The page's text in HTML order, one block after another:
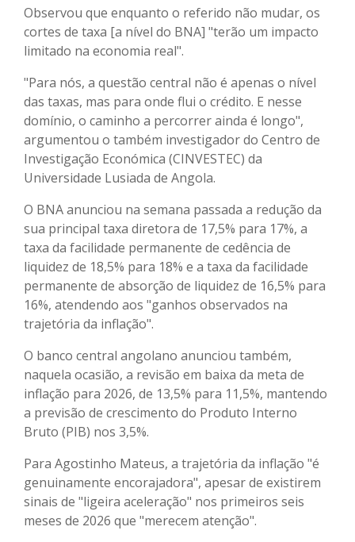
Observou que enquanto o referido não mudar, os
cortes de taxa [a nível do BNA] "terão um impacto
limitado na economia real".
"Para nós, a questão central não é apenas o nível
das taxas, mas para onde flui o crédito. E nesse
domínio, o caminho a percorrer ainda é longo",
argumentou o também investigador do Centro de
Investigação Económica (CINVESTEC) da
Universidade Lusiada de Angola.
O BNA anunciou na semana passada a redução da
sua principal taxa diretora de 17,5% para 17%, a
taxa da facilidade permanente de cedência de
liquidez de 18,5% para 18% e a taxa da facilidade
permanente de absorção de liquidez de 16,5% para
16%, atendendo aos "ganhos observados na
trajetória da inflação".
O banco central angolano anunciou também,
naquela ocasião, a revisão em baixa da meta de
inflação para 2026, de 13,5% para 11,5%, mantendo
a previsão de crescimento do Produto Interno
Bruto (PIB) nos 3,5%.
Para Agostinho Mateus, a trajetória da inflação "é
genuinamente encorajadora", apesar de existirem
sinais de "ligeira aceleração" nos primeiros seis
meses de 2026 que "merecem atenção".